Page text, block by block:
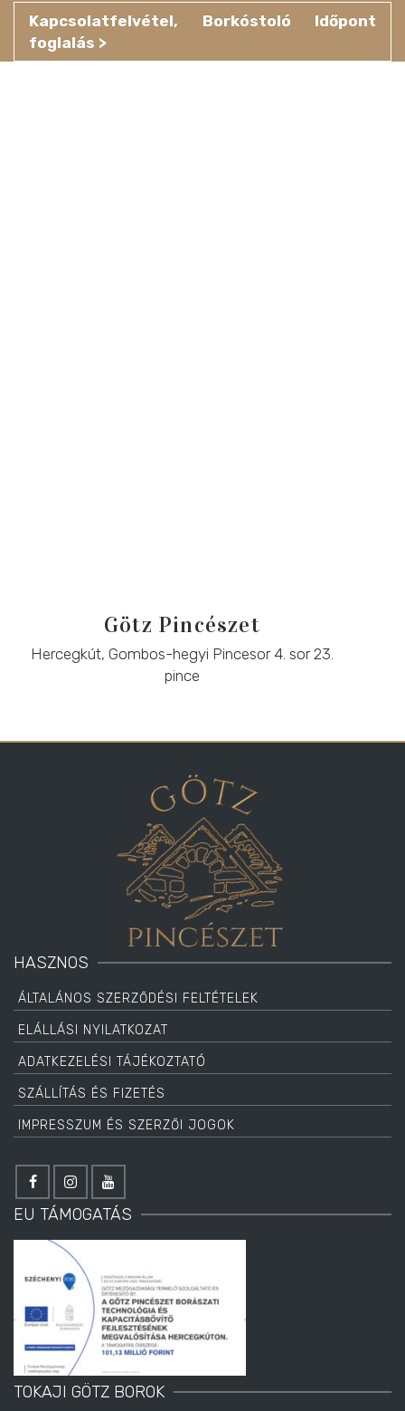
Kapcsolatfelvétel, Borkóstoló Időpont
foglalás >
Götz Pincészet
Hercegkút, Gombos-hegyi Pincesor 4. sor 23.
pince
HASZNOS
ÁLTALÁNOS SZERZŐDÉSI FELTÉTELEK
ELÁLLÁSI NYILATKOZAT
ADATKEZELÉSI TÁJÉKOZTATÓ
SZÁLLÍTÁS ÉS FIZETÉS
IMPRESSZUM ÉS SZERZŐI JOGOK
EU TÁMOGATÁS
TOKAJI GÖTZ BOROK